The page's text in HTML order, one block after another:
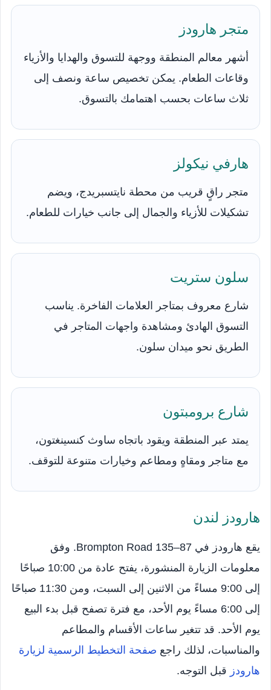
متجر هارودز
أشهر معالم المنطقة ووجهة للتسوق والهدايا والأزياء
وقاعات الطعام. يمكن تخصيص ساعة ونصف إلى
ثلاث ساعات بحسب اهتمامك بالتسوق.
هارفي نيكولز
متجر راقٍ قريب من محطة نايتسبريدج، ويضم
تشكيلات للأزياء والجمال إلى جانب خيارات للطعام.
سلون ستريت
شارع معروف بمتاجر العلامات الفاخرة. يناسب
التسوق الهادئ ومشاهدة واجهات المتاجر في
الطريق نحو ميدان سلون.
شارع برومبتون
يمتد عبر المنطقة ويقود باتجاه ساوث كنسينغتون،
مع متاجر ومقاهٍ ومطاعم وخيارات متنوعة للتوقف.
هارودز لندن
يقع هارودز في 87–135 Brompton Road. وفق
معلومات الزيارة المنشورة، يفتح عادة من 10:00 صباحًا
إلى 9:00 مساءً من الاثنين إلى السبت، ومن 11:30 صباحًا
إلى 6:00 مساءً يوم الأحد، مع فترة تصفح قبل بدء البيع
يوم الأحد. قد تتغير ساعات الأقسام والمطاعم
والمناسبات، لذلك راجع صفحة التخطيط الرسمية لزيارة
هارودز قبل التوجه.